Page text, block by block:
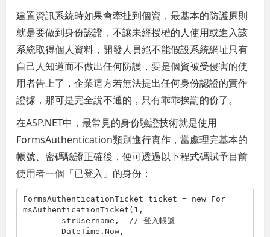
建置資訊系統時如果會牽扯到個資，最基本的防護原則
就是要做到身份認證，不讓未經授權的人使用或進入該
系統取得個人資料，開發人員絕不能假設系統網址只有
自己人知道而不做出任何防護，要是個資被受侵害的使
用者告上了，企業這方若無法提出任何身份認證的實作
證據，那可是完全說不通的，只有乖乖挨罰的份了。
在ASP.NET中，最常見的身份驗證技術就是使用
FormsAuthentication類別進行實作，當處理完基本的
帳號、密碼驗證正確後，便可透過以下程式碼賦予目前
使用者一個「已登入」的身份：
FormsAuthenticationTicket ticket = new For
msAuthenticationTicket(1,